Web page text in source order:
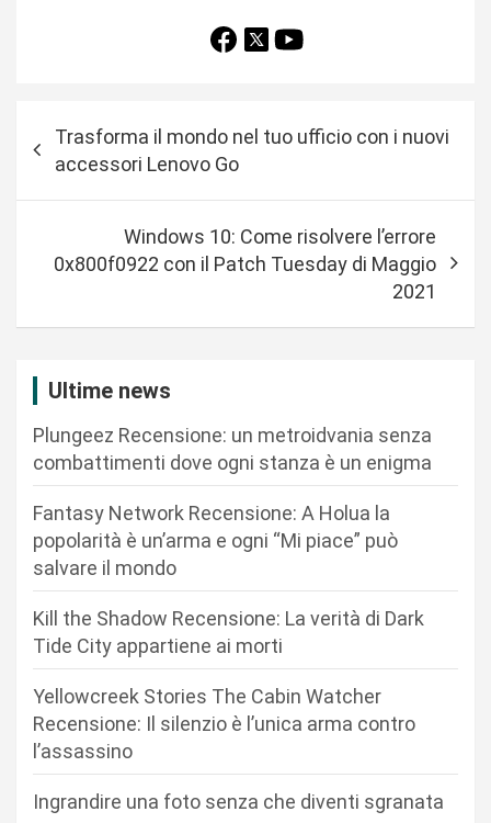
z
Trasforma il mondo nel tuo ufficio con i nuovi
accessori Lenovo Go
Windows 10: Come risolvere l’errore
0x800f0922 con il Patch Tuesday di Maggio
2021
Ultime news
Plungeez Recensione: un metroidvania senza
combattimenti dove ogni stanza è un enigma
Fantasy Network Recensione: A Holua la
popolarità è un’arma e ogni “Mi piace” può
salvare il mondo
Kill the Shadow Recensione: La verità di Dark
Tide City appartiene ai morti
Yellowcreek Stories The Cabin Watcher
Recensione: Il silenzio è l’unica arma contro
l’assassino
Ingrandire una foto senza che diventi sgranata